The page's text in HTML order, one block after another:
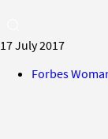
17 July 2017
Forbes